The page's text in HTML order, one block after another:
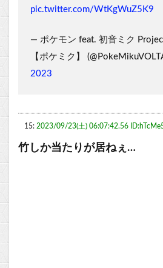
pic.twitter.com/WtKgWuZ5K9
— ポケモン feat. 初音ミク
【ポケミク】
2023
15: 2023/09/23(土) 06:07:42.56
竹しか当たりが居ねぇ…